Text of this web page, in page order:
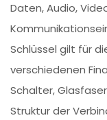
Daten, Audio,
Schlüssel gilt für
verschiedenen
Schalter,
Struktur der